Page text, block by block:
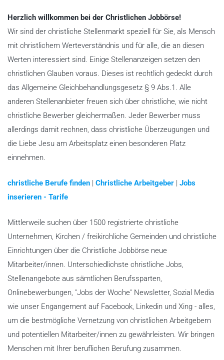
Herzlich willkommen bei der Christlichen Jobbörse!
Wir sind der christliche Stellenmarkt speziell für Sie, als Mensch
mit christlichem Werteverständnis und für alle, die an diesen
Werten interessiert sind. Einige Stellenanzeigen setzen den
christlichen Glauben voraus. Dieses ist rechtlich gedeckt durch
das Allgemeine Gleichbehandlungsgesetz § 9 Abs.1. Alle
anderen Stellenanbieter freuen sich über christliche, wie nicht
christliche Bewerber gleichermaßen. Jeder Bewerber muss
allerdings damit rechnen, dass christliche Überzeugungen und
die Liebe Jesu am Arbeitsplatz einen besonderen Platz
einnehmen.
christliche Berufe finden Christliche Arbeitgeber
Jobs
inserieren - Tarife
Mittlerweile suchen über 1500 registrierte christliche
Unternehmen, Kirchen / freikirchliche Gemeinden und christliche
Einrichtungen über die Christliche Jobbörse neue
Mitarbeiter/innen. Unterschiedlichste christliche Jobs,
Stellenangebote aus sämtlichen Berufssparten,
Onlinebewerbungen, "Jobs der Woche" Newsletter, Sozial Media
wie unser Engangement auf Facebook, Linkedin und Xing - alles,
um die bestmögliche Vernetzung von christlichen Arbeitgebern
und potentiellen Mitarbeiter/innen zu gewährleisten. Wir bringen
Menschen mit Ihrer beruflichen Berufung zusammen.